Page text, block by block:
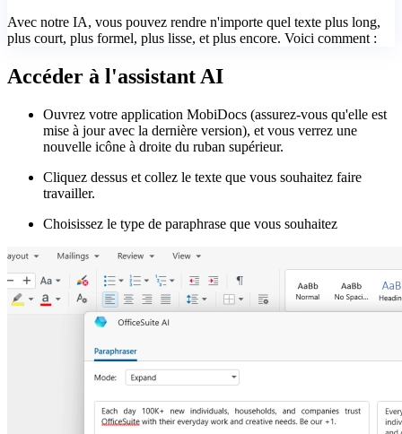
Avec notre IA, vous pouvez rendre n'importe quel texte plus long,
plus court, plus formel, plus lisse, et plus encore. Voici comment :
Accéder à l'assistant AI
Ouvrez votre application MobiDocs (assurez-vous qu'elle est
mise à jour avec la dernière version), et vous verrez une
nouvelle icône à droite du ruban supérieur.
Cliquez dessus et collez le texte que vous souhaitez faire
travailler.
Choisissez le type de paraphrase que vous souhaitez